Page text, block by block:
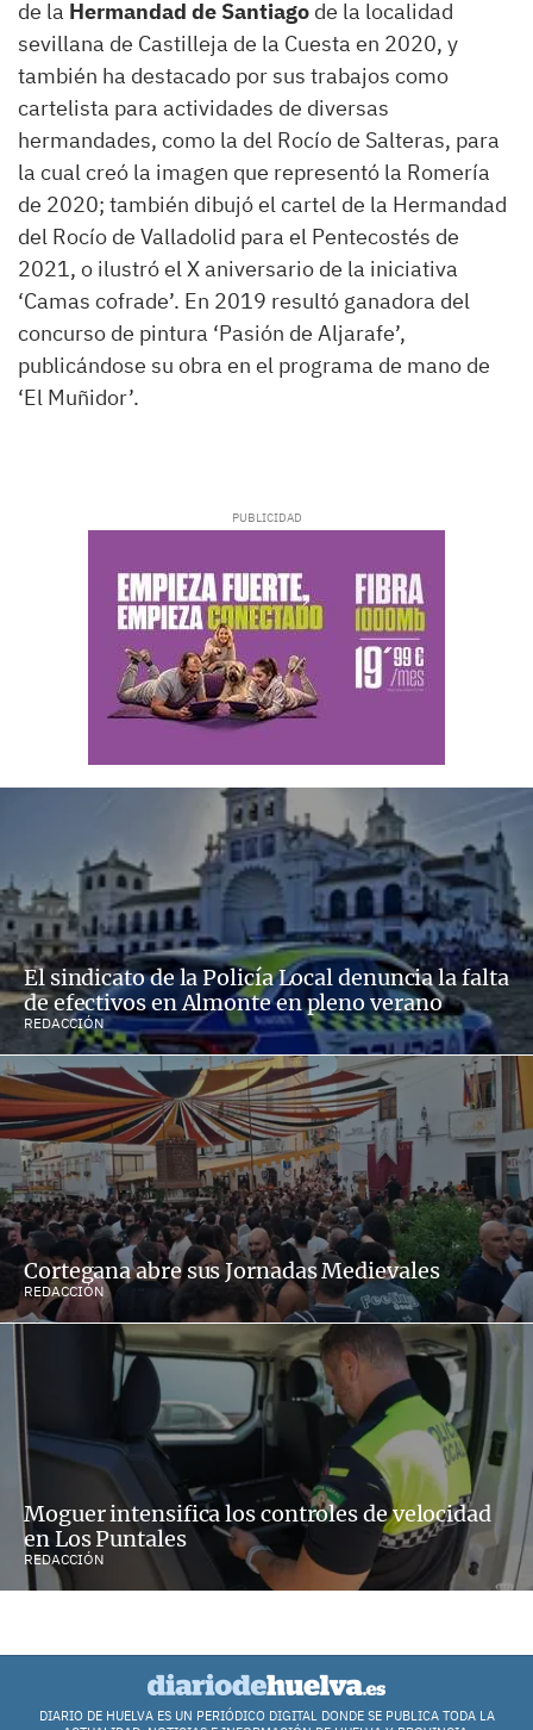
de la Hermandad de Santiago de la localidad
sevillana de Castilleja de la Cuesta en 2020, y
también ha destacado por sus trabajos como
cartelista para actividades de diversas
hermandades, como la del Rocío de Salteras, para
la cual creó la imagen que representó la Romería
de 2020; también dibujó el cartel de la Hermandad
del Rocío de Valladolid para el Pentecostés de
2021, o ilustró el X aniversario de la iniciativa
‘Camas cofrade’. En 2019 resultó ganadora del
concurso de pintura ‘Pasión de Aljarafe’,
publicándose su obra en el programa de mano de
‘El Muñidor’.
El sindicato de la Policía Local denuncia la falta
de efectivos en Almonte en pleno verano
REDACCIÓN
Cortegana abre sus Jornadas Medievales
REDACCIÓN
Moguer intensifica los controles de velocidad
en Los Puntales
REDACCIÓN
DIARIO DE HUELVA ES UN PERIÓDICO DIGITAL DONDE SE PUBLICA TODA LA